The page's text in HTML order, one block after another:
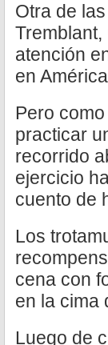
Otra de
atención
en
Pero
practicar
recorrido
ejercicio
cuento de
Los
cena con
en la cima
Luego de